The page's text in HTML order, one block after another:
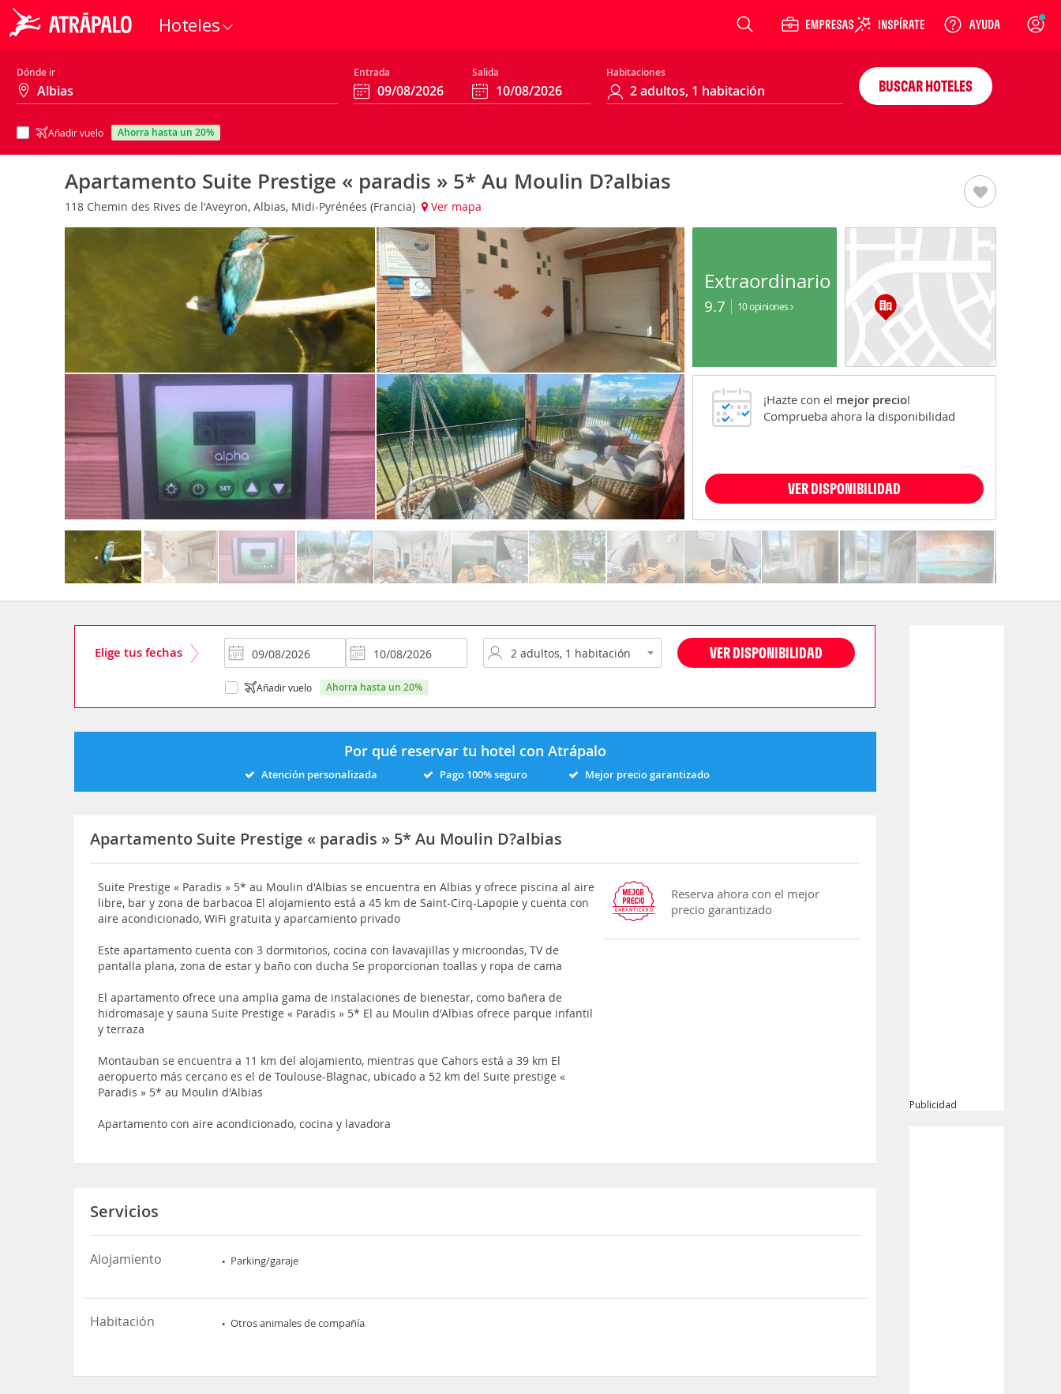
Hoteles Login
Dónde ir Entrada Salida Habitaciones
Añadir vuelo ahorra hasta un 20%
BUSCAR HOTELES
Apartamento Suite Prestige « paradis » 5* Au Moulin D?albias
118 Chemin des Rives de l'Aveyron, Albias, Midi-Pyrénées (Francia) Ver mapa
Extraordinario
9.7 10 opiniones
¡Hazte con el mejor precio!
Comprueba ahora la disponibilidad
VER DISPONIBILIDAD
Elige tus fechas VER DISPONIBILIDAD
Añadir vuelo ahorra hasta un 20%
Por qué reservar tu hotel con Atrápalo
Atención personalizada Pago 100% seguro Mejor precio garantizado
Apartamento Suite Prestige « paradis » 5* Au Moulin D?albias
Suite Prestige « Paradis » 5* au Moulin d'Albias se encuentra en Albias y ofrece piscina al aire
libre, bar y zona de barbacoa El alojamiento está a 45 km de Saint-Cirq-Lapopie y cuenta con
aire acondicionado, WiFi gratuita y aparcamiento privado
Este apartamento cuenta con 3 dormitorios, cocina con lavavajillas y microondas, TV de
pantalla plana, zona de estar y baño con ducha Se proporcionan toallas y ropa de cama
El apartamento ofrece una amplia gama de instalaciones de bienestar, como bañera de
hidromasaje y sauna Suite Prestige « Paradis » 5* El au Moulin d'Albias ofrece parque infantil
y terraza
Montauban se encuentra a 11 km del alojamiento, mientras que Cahors está a 39 km El
aeropuerto más cercano es el de Toulouse-Blagnac, ubicado a 52 km del Suite prestige «
Paradis » 5* au Moulin d'Albias
Apartamento con aire acondicionado, cocina y lavadora
Reserva ahora con el mejor
precio garantizado
Servicios
Alojamiento Parking/garaje
Habitación Otros animales de compañía
Publicidad